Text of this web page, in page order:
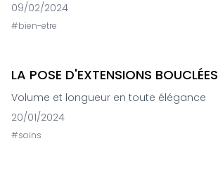
09/02/2024
#bien-etre
LA POSE D'EXTENSIONS BOUCLÉES
Volume et longueur en toute élégance
20/01/2024
#soins